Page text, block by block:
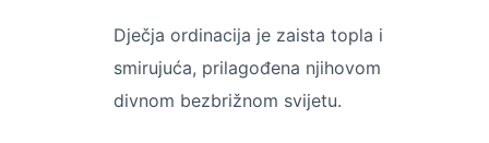
Dječja ordinacija je zaista topla i
smirujuća, prilagođena njihovom
divnom bezbrižnom svijetu.